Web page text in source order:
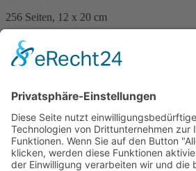
256 Seiten, 12 x 20 cm
Print 9,99 € / E-Book 8,99 €
mehr Infos …
Klaus Erfmeyer
Geldmarie